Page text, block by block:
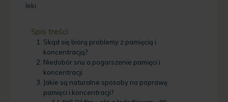
leki.
Spis treści
Skąd się biorą problemy z pamięcią i
koncentracją?
Niedobór snu a pogorszenie pamięci i
koncentracji
Jakie są naturalne sposoby na poprawę
pamięci i koncentracji?